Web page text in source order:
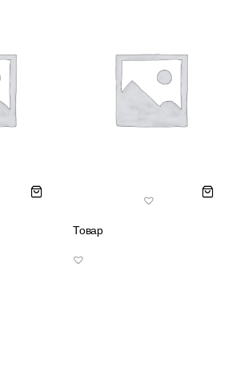
Товар